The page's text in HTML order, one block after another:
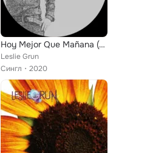
Hoy Mejor Que Mañana (Homenaje a Raphael)
Leslie Grun
Сингл
2020